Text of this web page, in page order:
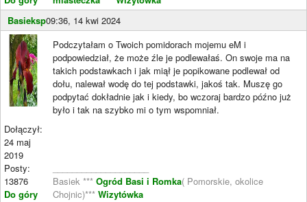
Basieksp09:36, 14 kwi 2024
Dołączył:
24 maj
2019
Posty:
13876
Do góry
Podczytałam o Twoich pomidorach mojemu eM i
podpowiedział, że może źle je podlewałaś. On swoje ma na
takich podstawkach i jak miął je popikowane podlewał od
dołu, nalewał wodę do tej podstawki, jakoś tak. Muszę go
podpytać dokładnie jak i kiedy, bo wczoraj bardzo późno już
było i tak na szybko mi o tym wspomniał.
Basiek *** Ogród Basi i Romka( Pomorskie, okolice
Chojnic)*** Wizytówka